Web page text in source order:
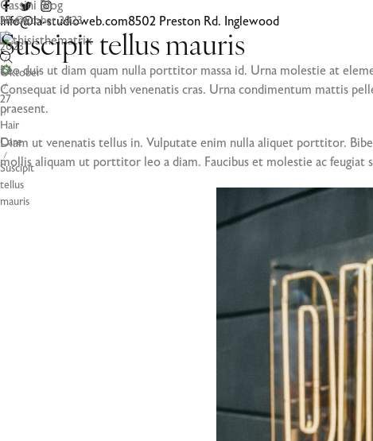
Info@la-studioweb.com8502 Preston Rd. Inglewood
Cassini Blog
Home
/
2023
/
Oktober
/
27
/
Hair
Care
/
Suscipit
tellus
mauris
27. Oktober 2023
Suscipit tellus mauris
Leo duis ut diam quam nulla porttitor massa id. Urna molestie at
Consequat id porta nibh venenatis cras. Urna condimentum mattis
praesent.
Diam ut venenatis tellus in. Vulputate enim nulla aliquet porttitor.
mollis aliquam ut porttitor leo a diam. Faucibus et molestie ac feugiat